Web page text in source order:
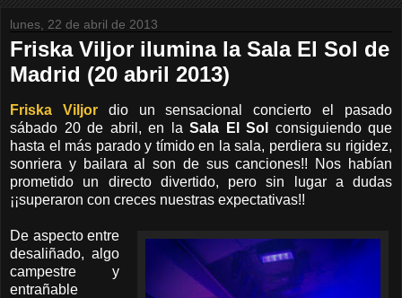
lunes, 22 de abril de 2013
Friska Viljor ilumina la Sala El Sol de
Madrid (20 abril 2013)
Friska Viljor dio un sensacional concierto el pasado
sábado 20 de abril, en la Sala El Sol consiguiendo que
hasta el más parado y tímido en la sala, perdiera su rigidez,
sonriera y bailara al son de sus canciones!! Nos habían
prometido un directo divertido, pero sin lugar a dudas
¡¡superaron con creces nuestras expectativas!!
De aspecto entre
desaliñado, algo
campestre y
entrañable